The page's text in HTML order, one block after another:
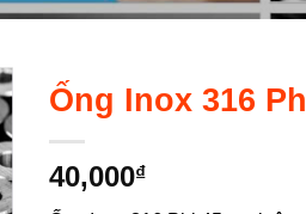
Ống Inox 316
40,000₫